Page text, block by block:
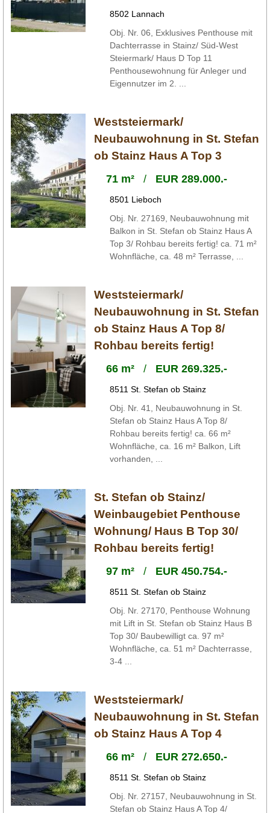
8502 Lannach
Obj. Nr. 06, Exklusives Penthouse mit
Dachterrasse in Stainz/ Süd-West
Steiermark/ Haus D Top 11
Penthousewohnung für Anleger und
Eigennutzer im 2. ...
Weststeiermark/
Neubauwohnung in St. Stefan
ob Stainz Haus A Top 3
71 m²/ EUR 289.000.-
8501 Lieboch
Obj. Nr. 27169, Neubauwohnung mit
Balkon in St. Stefan ob Stainz Haus A
Top 3/ Rohbau bereits fertig! ca. 71 m²
Wohnfläche, ca. 48 m² Terrasse, ...
Weststeiermark/
Neubauwohnung in St. Stefan
ob Stainz Haus A Top 8/
Rohbau bereits fertig!
66 m²/ EUR 269.325.-
8511 St. Stefan ob Stainz
Obj. Nr. 41, Neubauwohnung in St.
Stefan ob Stainz Haus A Top 8/
Rohbau bereits fertig! ca. 66 m²
Wohnfläche, ca. 16 m² Balkon, Lift
vorhanden, ...
St. Stefan ob Stainz/
Weinbaugebiet Penthouse
Wohnung/ Haus B Top 30/
Rohbau bereits fertig!
97 m²/ EUR 450.754.-
8511 St. Stefan ob Stainz
Obj. Nr. 27170, Penthouse Wohnung
mit Lift in St. Stefan ob Stainz Haus B
Top 30/ Baubewilligt ca. 97 m²
Wohnfläche, ca. 51 m² Dachterrasse,
3-4 ...
Weststeiermark/
Neubauwohnung in St. Stefan
ob Stainz Haus A Top 4
66 m²/ EUR 272.650.-
8511 St. Stefan ob Stainz
Obj. Nr. 27157, Neubauwohnung in St.
Stefan ob Stainz Haus A Top 4/